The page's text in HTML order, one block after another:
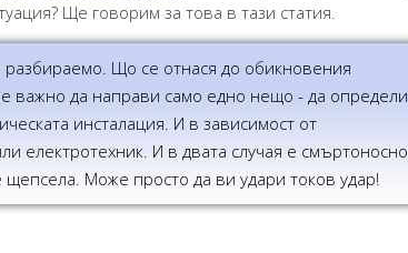
Ще говорим за това в тази статия.
разбираемо. Що се отнася до обикновения
важно да направи само едно нещо - да определи
инсталация. И в зависимост от
електротехник. И в двата случая е смъртоносно
Може просто да ви удари токов удар!